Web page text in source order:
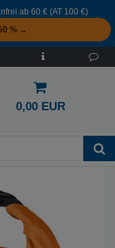
ab 60 € (AT 100 €)
% →
0,00 EUR